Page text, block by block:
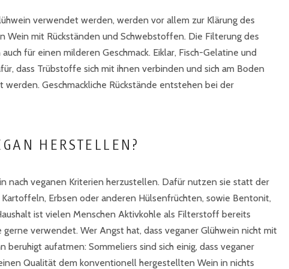
verwendet werden, werden vor allem zur Klärung des
mit Rückständen und Schwebstoffen. Die Filterung des
für einen milderen Geschmack. Eiklar, Fisch-Gelatine und
dass Trübstoffe sich mit ihnen verbinden und sich am Boden
Geschmackliche Rückstände entstehen bei der
HERSTELLEN?
nach veganen Kriterien herzustellen. Dafür nutzen sie statt der
Erbsen oder anderen Hülsenfrüchten, sowie Bentonit,
ist vielen Menschen Aktivkohle als Filterstoff bereits
verwendet. Wer Angst hat, dass veganer Glühwein nicht mit
aufatmen: Sommeliers sind sich einig, dass veganer
Qualität dem konventionell hergestellten Wein in nichts